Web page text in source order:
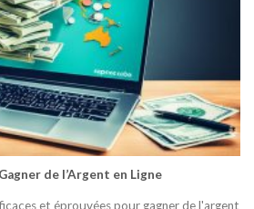
de l’Argent en Ligne
et éprouvées pour gagner de l'argent